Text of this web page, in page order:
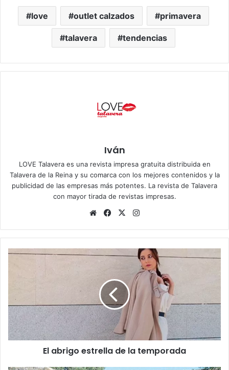
love outlet calzados primavera
talavera tendencias
Iván
LOVE Talavera es una revista impresa gratuita distribuida en
Talavera de la Reina y su comarca con los mejores contenidos y la
publicidad de las empresas más potentes. La revista de Talavera
con mayor tirada de revistas impresas.
Siti
we
b
Fa
bo
ok
X
ra
m
E
i
g
e
El abrigo estrella de la temporada